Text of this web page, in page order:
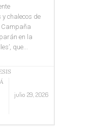
chalecos de
Campaña
en la
que...
julio 29, 2026